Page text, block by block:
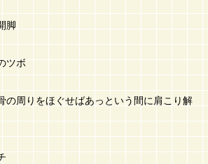
脚
ツボ
の周りをほぐせばあっという間に肩こり解